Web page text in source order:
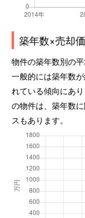
築年数×売却
物件の築年数別の
一般的には築年数
れている傾向にあ
の物件は、築年数
スもあります。